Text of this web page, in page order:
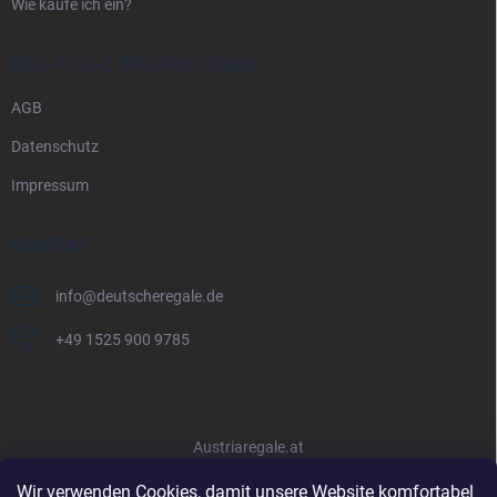
Wir verwenden Cookies, damit unsere Website komfortabel
Wie kaufe ich ein?
RECHTLICHE INFORMATIONEN
AGB
Datenschutz
Impressum
KONTAKT
info@deutscheregale.de
+49 1525 900 9785
Austriaregale.at